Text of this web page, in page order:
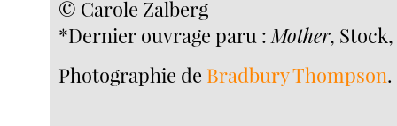
© Carole Zalberg
*Dernier ouvrage paru : Mother, Stock,
Photographie de Bradbury Thompson.